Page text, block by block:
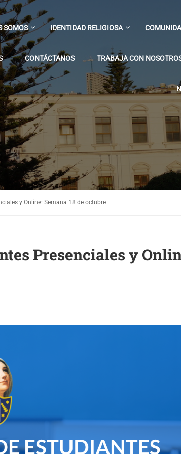
SOMOS IDENTIDAD RELIGIOSA
CONTÁCTANOS TRABAJA CON
y Online: Semana 18 de octubre
Presenciales y